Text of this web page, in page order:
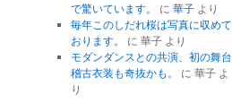
で驚いています。
に 華子より
毎年このしだれ桜は写真に収めて
おります。
に 華子 より
モダンダンスとの共演、初の舞台
稽古衣装も奇抜かも。
に 華子 よ
り